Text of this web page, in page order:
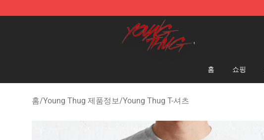
Young Thug Shop - Official Young Thug Merchandise Store
홈 쇼핑
홈/Young Thug 제품정보/Young Thug T-셔츠